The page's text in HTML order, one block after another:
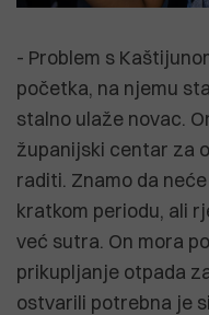
- Problem s
početka, na njemu
stalno ulaže novac.
županijski centar za
raditi. Znamo da
kratkom periodu, ali
već sutra. On mora
prikupljanje otpada
ostvarili potrebna je